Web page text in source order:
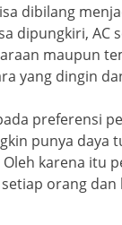
dibilang
dipungkiri,
maupun
yang dingin
preferensi
punya
karena itu
orang